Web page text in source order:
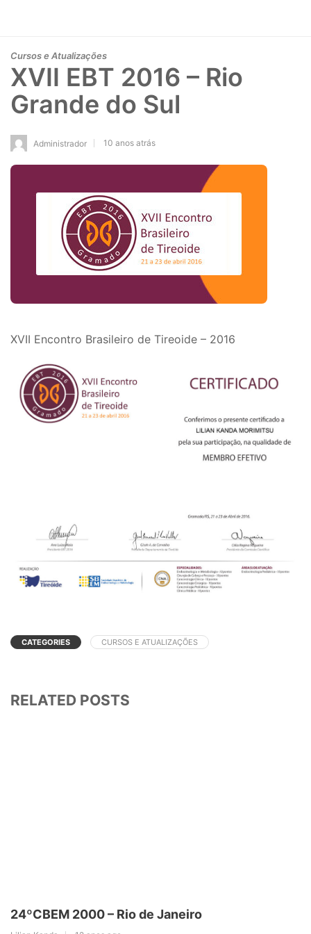
Cursos e Atualizações
XVII EBT 2016 – Rio
Grande do Sul
Administrador 10 anos atrás
XVII Encontro Brasileiro de Tireoide – 2016
CATEGORIES CURSOS E ATUALIZAÇÕES
RELATED POSTS
24ºCBEM 2000 – Rio de Janeiro